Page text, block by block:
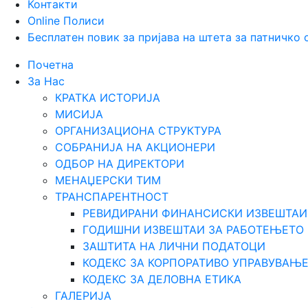
Контакти
Online Полиси
Бесплатен повик за пријава на штета за патничко
Почетна
За Нас
КРАТКА ИСТОРИЈА
МИСИЈА
ОРГАНИЗАЦИОНА СТРУКТУРА
СОБРАНИЈА НА АКЦИОНЕРИ
ОДБОР НА ДИРЕКТОРИ
МЕНАЏЕРСКИ ТИМ
ТРАНСПАРЕНТНОСТ
РЕВИДИРАНИ ФИНАНСИСКИ ИЗВЕШТАИ
ГОДИШНИ ИЗВЕШТАИ ЗА РАБОТЕЊЕТО
ЗАШТИТА НА ЛИЧНИ ПОДАТОЦИ
КОДЕКС ЗА КОРПОРАТИВО УПРАВУВАЊЕ
КОДЕКС ЗА ДЕЛОВНА ЕТИКА
ГАЛЕРИЈА